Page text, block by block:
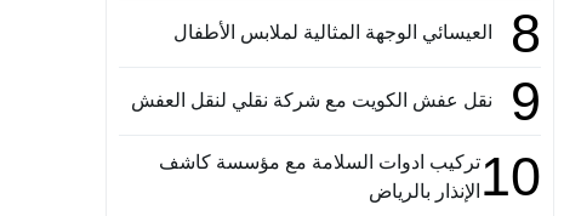
8 العيسائي الوجهة المثالية لملابس الأطفال
9 نقل عفش الكويت مع شركة نقلي لنقل العفش
10تركيب ادوات السلامة مع مؤسسة كاشف
الإنذار بالرياض